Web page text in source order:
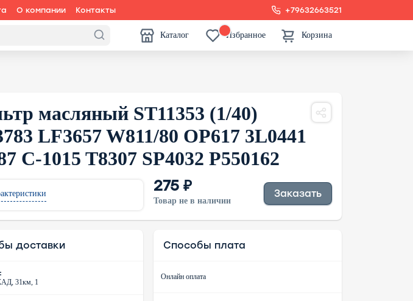
О компании Контакты +79632663521
Каталог Избранное Корзина
масляный ST11353 (1/40)
LF3657 W811/80 OP617 3L0441
C-1015 T8307 SP4032 P550162
275 ₽
Товар не в наличии
Заказать
доставки
31км, 1
Способы плата
Онлайн оплата